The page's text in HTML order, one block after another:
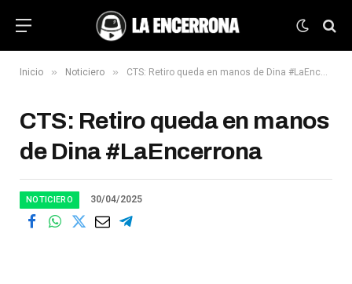
Inicio » Noticiero » CTS: Retiro queda en manos de Dina #LaEncerrona
CTS: Retiro queda en manos
de Dina #LaEncerrona
NOTICIERO 30/04/2025